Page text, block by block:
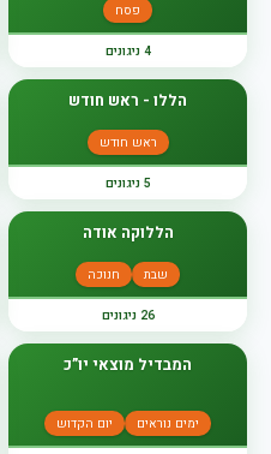
פסח
4 ניגונים
הללו - ראש חודש
ראש חודש
5 ניגונים
הללוקה אודה
שבת חנוכה
26 ניגונים
המבדיל מוצאי יו”כ
ימים נוראים יום הקדוש